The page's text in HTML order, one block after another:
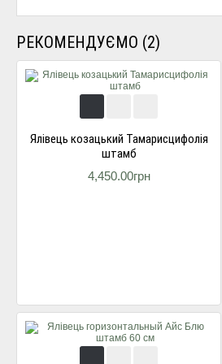
РЕКОМЕНДУЄМО (2)
Ялівець козацький Тамарисцифолія
штамб
4,450.00грн